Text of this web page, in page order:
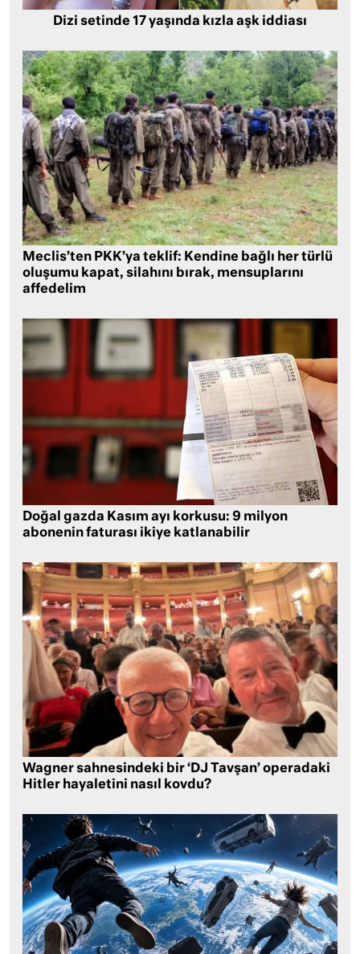
Dizi setinde 17 yaşında kızla aşk iddiası
Meclis’ten PKK’ya teklif: Kendine bağlı her türlü
oluşumu kapat, silahını bırak, mensuplarını
affedelim
Doğal gazda Kasım ayı korkusu: 9 milyon
abonenin faturası ikiye katlanabilir
Wagner sahnesindeki bir ‘DJ Tavşan’ operadaki
Hitler hayaletini nasıl kovdu?